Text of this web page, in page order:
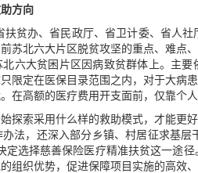
方向
贫办、省民政厅、省卫计委、省人
苏北六大片区脱贫攻坚的重点、难点
六大贫困片区因病致贫群体上。主
限定在医保目录范围之内，对于大病
在高额的医疗费用开支面前，仅靠个
探索采用什么样的救助模式，才能更
法，还深入部分乡镇、村居征求基
定选择慈善保险医疗精准扶贫这一途
组织优势，促进保障项目实施的高效